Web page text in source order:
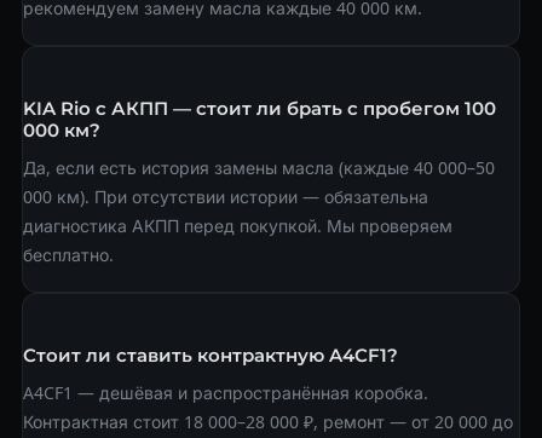
рекомендуем замену масла каждые 40 000 км.
KIA Rio с АКПП — стоит ли брать с пробегом 100
000 км?
Да, если есть история замены масла (каждые 40 000–50
000 км). При отсутствии истории — обязательна
диагностика АКПП перед покупкой. Мы проверяем
бесплатно.
Стоит ли ставить контрактную A4CF1?
A4CF1 — дешёвая и распространённая коробка.
Контрактная стоит 18 000–28 000 ₽, ремонт — от 20 000 до